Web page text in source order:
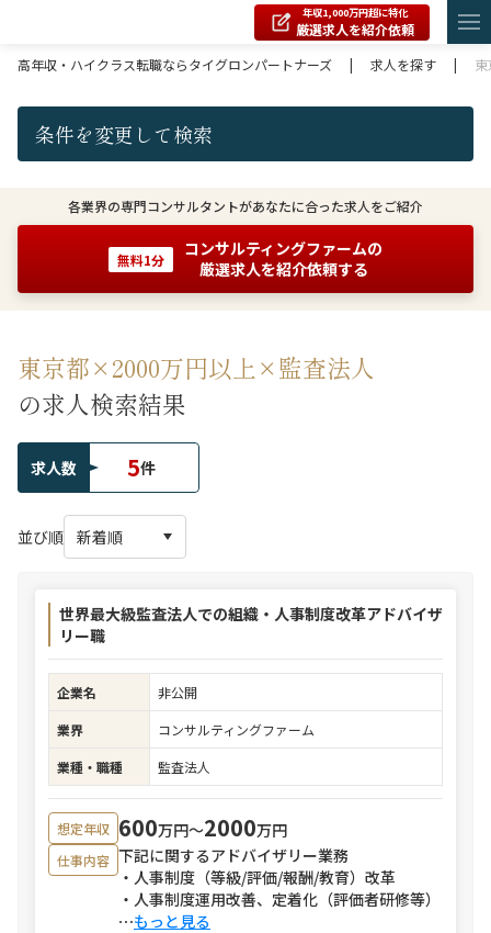
年収1,000万円超に特化
厳選求人を紹介依頼
高年収・ハイクラス転職ならタイグロンパートナーズ
| 求人を探す |
条件を変更して検索
各業界の専門コンサルタントがあなたに合った求人をご紹介
無料1分
コンサルティングファームの
厳選求人を紹介依頼する
東京都×2000万円以上×監査法人
の求人検索結果
求人数 5件
並び順
世界最大級監査法人での組織・人事制度改革アドバイザ
リー職
企業名
非公開
業界
コンサルティングファーム
業種・職種
監査法人
想定年収 600万円〜2000万円
仕事内容 下記に関するアドバイザリー業務
・人事制度（等級/評価/報酬/教育）改革
・人事制度運用改善、定着化（評価者研修等）
⋯もっと見る